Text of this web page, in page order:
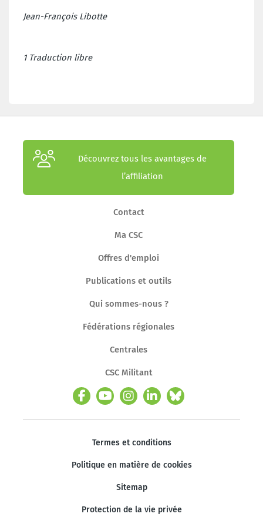
Jean-François Libotte
1 Traduction libre
Découvrez tous les avantages de
l’affiliation
Contact
Ma CSC
Offres d'emploi
Publications et outils
Qui sommes-nous ?
Fédérations régionales
Centrales
CSC Militant
Termes et conditions
Politique en matière de cookies
Sitemap
Protection de la vie privée